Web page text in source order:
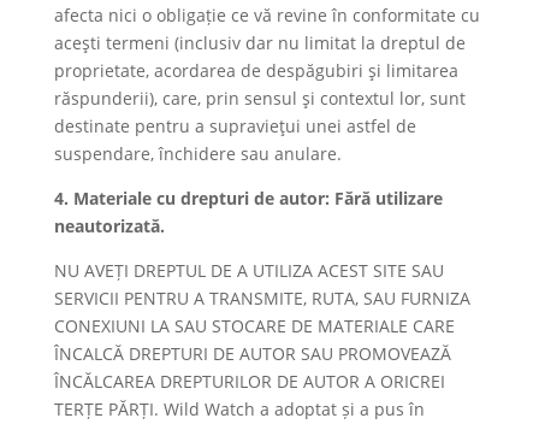
afecta nici o obligație ce vă revine în conformitate cu
aceşti termeni (inclusiv dar nu limitat la dreptul de
proprietate, acordarea de despăgubiri şi limitarea
răspunderii), care, prin sensul şi contextul lor, sunt
destinate pentru a supravieţui unei astfel de
suspendare, închidere sau anulare.
4. Materiale cu drepturi de autor: Fără utilizare
neautorizată.
NU AVEȚI DREPTUL DE A UTILIZA ACEST SITE SAU
SERVICII PENTRU A TRANSMITE, RUTA, SAU FURNIZA
CONEXIUNI LA SAU STOCARE DE MATERIALE CARE
ÎNCALCĂ DREPTURI DE AUTOR SAU PROMOVEAZĂ
ÎNCĂLCAREA DREPTURILOR DE AUTOR A ORICREI
TERȚE PĂRȚI. Wild Watch a adoptat și a pus în